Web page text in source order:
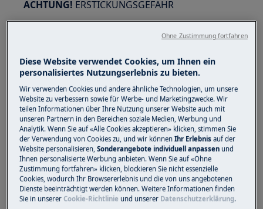
ACHTUNG! ERSTICKUNGSGEFAHR
alli chliini Teil und Verpackige usserhalb vo de
Reichwiti vo de Chind.
Nur Erwachsene sollten das Produkt verwenden
oder installieren.
Vor jeder Wartungsarbeit, drehen Sie die
Wasserzufuhr zum Gerät ab. Leeren Sie immer
das Gerät komplett aus. Wartungsarbeiten
sollten immer durchgeführt werden, während
das Gerät aufrecht steht. Restwasser könnte die
Elektronik beschädigen, falls das Gerät auf eine
Seite gelegt wird.
Diese Website verwendet Cookies, um Ihnen ein
personalisiertes Nutzungserlebnis zu bieten.
Wir verwenden Cookies und andere ähnliche Technologien, um unsere
Website zu verbessern sowie für Werbe- und Marketingzwecke. Wir
teilen Informationen über Ihre Nutzung unserer Website auch mit
unseren Partnern in den Bereichen soziale Medien, Werbung und
Analytik. Wenn Sie auf «Alle Cookies akzeptieren» klicken, stimmen Sie
der Verwendung von Cookies zu, und wir könnenIhr Erlebnisauf der
Website personalisieren,Sonderangebote individuell anpassen und
Ihnen personalisierte Werbung anbieten. Wenn Sie auf «Ohne
Zustimmung fortfahren» klicken, blockieren Sie nicht essenzielle
Cookies, wodurch Ihr Browsererlebnis und die von uns angebotenen
Dienste beeinträchtigt werden können. Weitere Informationen finden
Sie in unserer Cookie-Richtlinie und unserer Datenschutzerklärung.
Ohne Zustimmung fortfahren